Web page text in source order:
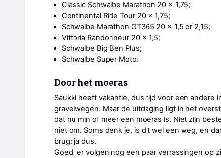
Classic Schwalbe Marathon 20 × 1,75;
Continental Ride Tour 20 × 1,75;
Schwalbe Marathon GT365 20 × 1,5 or 2,15;
Vittoria Randonneur 20 × 1,5;
Schwalbe Big Ben Plus;
Schwalbe Super Moto.
Door het moeras
Saukki heeft vakantie, dus tijd voor een andere
gravelwegen. Maar de uitdaging ligt in het
dat nu min of meer een moeras is. Niet zijn
niet om. Soms denk je, is dit wel een weg, en
brug: ja dus.
Goed, er volgen nog een paar verrassingen op